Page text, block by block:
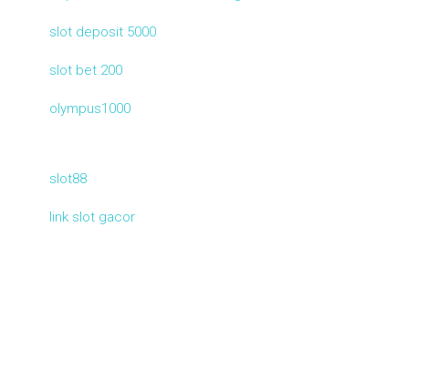
slot deposit 5000
slot bet 200
olympus1000
slot88
link slot gacor